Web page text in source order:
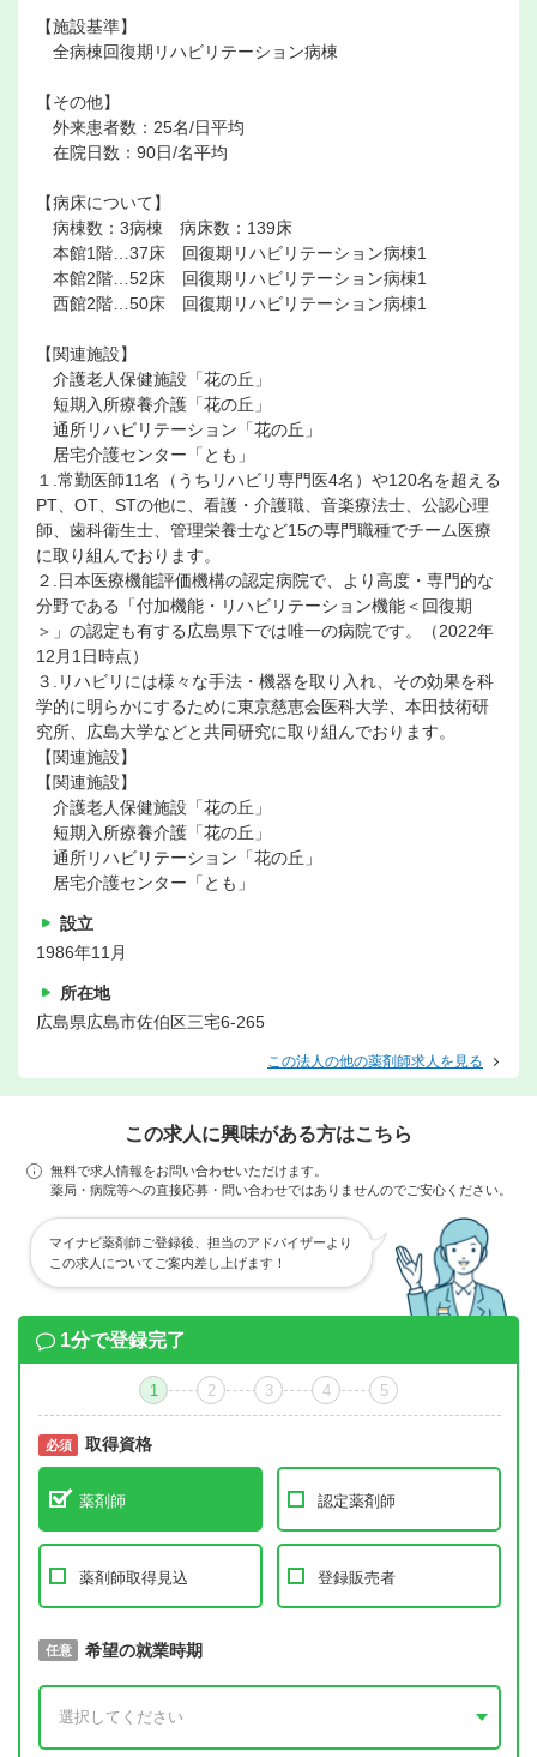
【施設基準】
全病棟回復期リハビリテーション病棟
【その他】
外来患者数：25名/日平均
在院日数：90日/名平均
【病床について】
病棟数：3病棟 病床数：139床
本館1階…37床 回復期リハビリテーション病棟1
本館2階…52床 回復期リハビリテーション病棟1
西館2階…50床 回復期リハビリテーション病棟1
【関連施設】
介護老人保健施設「花の丘」
短期入所療養介護「花の丘」
通所リハビリテーション「花の丘」
居宅介護センター「とも」
１.常勤医師11名（うちリハビリ専門医4名）や120名を超える
PT、OT、STの他に、看護・介護職、音楽療法士、公認心理
師、歯科衛生士、管理栄養士など15の専門職種でチーム医療
に取り組んでおります。
２.日本医療機能評価機構の認定病院で、より高度・専門的な
分野である「付加機能・リハビリテーション機能＜回復期
＞」の認定も有する広島県下では唯一の病院です。（2022年
12月1日時点）
３.リハビリには様々な手法・機器を取り入れ、その効果を科
学的に明らかにするために東京慈恵会医科大学、本田技術研
究所、広島大学などと共同研究に取り組んでおります。
【関連施設】
【関連施設】
介護老人保健施設「花の丘」
短期入所療養介護「花の丘」
通所リハビリテーション「花の丘」
居宅介護センター「とも」
設立
1986年11月
所在地
広島県広島市佐伯区三宅6-265
この法人の他の薬剤師求人を見る
この求人に興味がある方はこちら
無料で求人情報をお問い合わせいただけます。
薬局・病院等への直接応募・問い合わせではありませんのでご安心ください。
マイナビ薬剤師ご登録後、担当のアドバイザーより
この求人についてご案内差し上げます！
1分で登録完了
1 2 3 4 5
必須 取得資格
薬剤師 認定薬剤師
薬剤師取得見込 登録販売者
必須 取得予定年
任意 希望の就業時期